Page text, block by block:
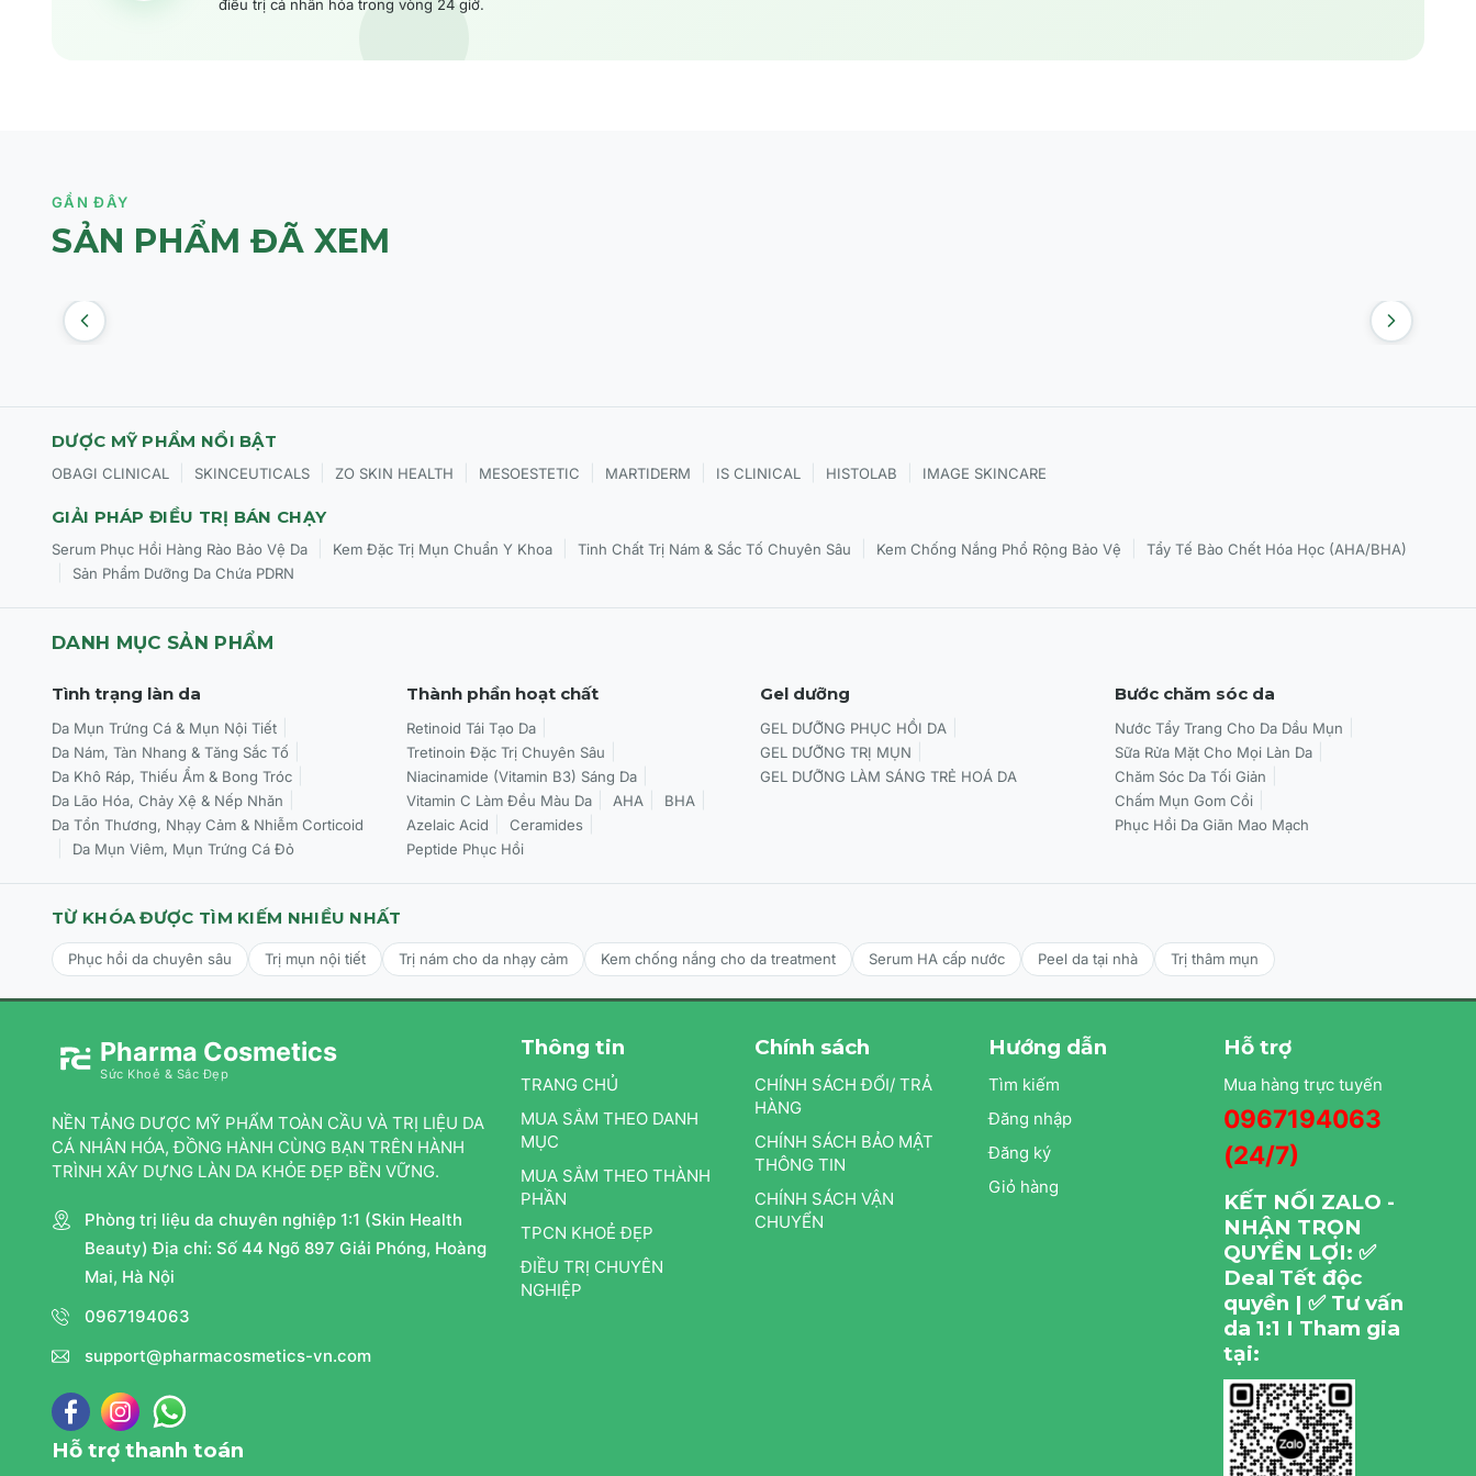
điều trị cá nhân hóa trong vòng 24 giờ.
GẦN ĐÂY
SẢN PHẨM ĐÃ XEM
DƯỢC MỸ PHẨM NỔI BẬT
OBAGI CLINICAL SKINCEUTICALS ZO SKIN HEALTH MESOESTETIC MARTIDERM IS CLINICAL HISTOLAB IMAGE SKINCARE
GIẢI PHÁP ĐIỀU TRỊ BÁN CHẠY
Serum Phục Hồi Hàng Rào Bảo Vệ Da Kem Đặc Trị Mụn Chuẩn Y Khoa Tinh Chất Trị Nám & Sắc Tố Chuyên Sâu Kem Chống Nắng Phổ Rộng Bảo Vệ Tẩy Tế Bào Chết Hóa Học (AHA/BHA)
Sản Phẩm Dưỡng Da Chứa PDRN
DANH MỤC SẢN PHẨM
Tình trạng làn da
Da Mụn Trứng Cá & Mụn Nội Tiết
Da Nám, Tàn Nhang & Tăng Sắc Tố
Da Khô Ráp, Thiếu Ẩm & Bong Tróc
Da Lão Hóa, Chảy Xệ & Nếp Nhăn
Da Tổn Thương, Nhạy Cảm & Nhiễm Corticoid
Da Mụn Viêm, Mụn Trứng Cá Đỏ
Thành phần hoạt chất
Retinoid Tái Tạo Da
Tretinoin Đặc Trị Chuyên Sâu
Niacinamide (Vitamin B3) Sáng Da
Vitamin C Làm Đều Màu Da
AHA
BHA
Azelaic Acid
Ceramides
Peptide Phục Hồi
Gel dưỡng
GEL DƯỠNG PHỤC HỒI DA
GEL DƯỠNG TRỊ MỤN
GEL DƯỠNG LÀM SÁNG TRẺ HOÁ DA
Bước chăm sóc da
Nước Tẩy Trang Cho Da Dầu Mụn
Sữa Rửa Mặt Cho Mọi Làn Da
Chăm Sóc Da Tối Giản
Chấm Mụn Gom Cồi
Phục Hồi Da Giãn Mao Mạch
TỪ KHÓA ĐƯỢC TÌM KIẾM NHIỀU NHẤT
Phục hồi da chuyên sâu Trị mụn nội tiết Trị nám cho da nhạy cảm Kem chống nắng cho da treatment Serum HA cấp nước Peel da tại nhà Trị thâm mụn
Pharma Cosmetics
Sức Khoẻ & Sắc Đẹp
NỀN TẢNG DƯỢC MỸ PHẨM TOÀN CẦU VÀ TRỊ LIỆU DA
CÁ NHÂN HÓA, ĐỒNG HÀNH CÙNG BẠN TRÊN HÀNH
TRÌNH XÂY DỰNG LÀN DA KHỎE ĐẸP BỀN VỮNG.
Phòng trị liệu da chuyên nghiệp 1:1 (Skin Health
Beauty) Địa chỉ: Số 44 Ngõ 897 Giải Phóng, Hoàng
Mai, Hà Nội
0967194063
support@pharmacosmetics-vn.com
Hỗ trợ thanh toán
Thông tin
TRANG CHỦ
MUA SẮM THEO DANH
MỤC
MUA SẮM THEO THÀNH
PHẦN
TPCN KHOẺ ĐẸP
ĐIỀU TRỊ CHUYÊN
NGHIỆP
Chính sách
CHÍNH SÁCH ĐỔI/ TRẢ
HÀNG
CHÍNH SÁCH BẢO MẬT
THÔNG TIN
CHÍNH SÁCH VẬN
CHUYỂN
Hướng dẫn
Tìm kiếm
Đăng nhập
Đăng ký
Giỏ hàng
Hỗ trợ
Mua hàng trực tuyến
0967194063
(24/7)
KẾT NỐI ZALO -
NHẬN TRỌN
QUYỀN LỢI: ✅
Deal Tết độc
quyền | ✅ Tư vấn
da 1:1 I Tham gia
tại: